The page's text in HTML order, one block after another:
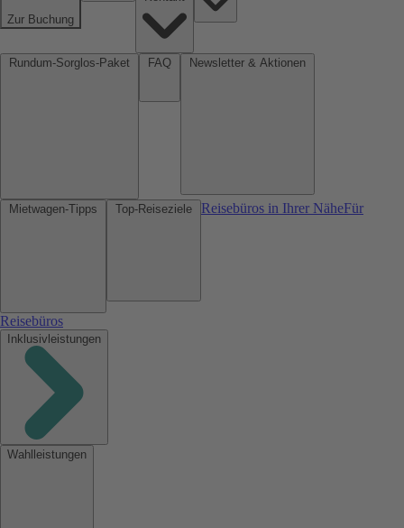
Zur Buchung
Reisebüros in Ihrer NäheFür
Reisebüros
Inklusivleistungen
Wahlleistungen